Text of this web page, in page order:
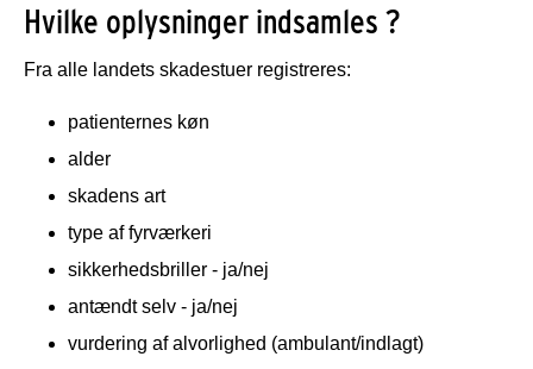
Hvilke oplysninger indsamles ?
Fra alle landets skadestuer registreres:
patienternes køn
alder
skadens art
type af fyrværkeri
sikkerhedsbriller - ja/nej
antændt selv - ja/nej
vurdering af alvorlighed (ambulant/indlagt)